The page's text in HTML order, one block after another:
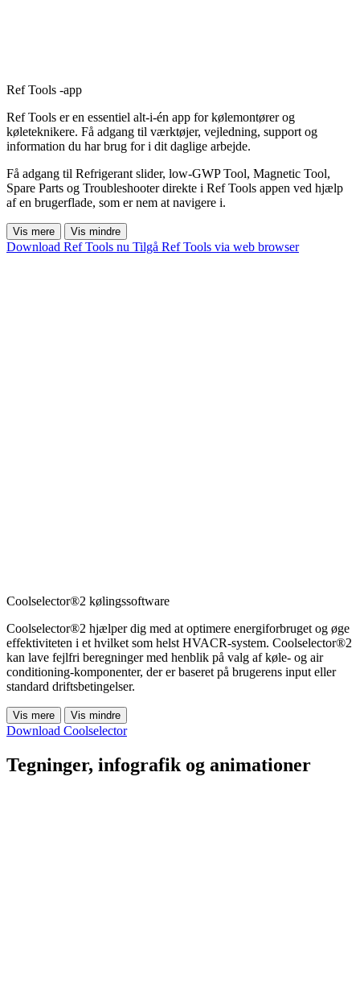
Ref Tools -app
Ref Tools er en essentiel alt-i-én app for kølemontører og
køleteknikere. Få adgang til værktøjer, vejledning, support og
information du har brug for i dit daglige arbejde.
Få adgang til Refrigerant slider, low-GWP Tool, Magnetic Tool,
Spare Parts og Troubleshooter direkte i Ref Tools appen ved hjælp
af en brugerflade, som er nem at navigere i.
Vis mere Vis mindre
Download Ref Tools nu Tilgå Ref Tools via web browser
Coolselector®2 kølingssoftware
Coolselector®2 hjælper dig med at optimere energiforbruget og øge
effektiviteten i et hvilket som helst HVACR-system. Coolselector®2
kan lave fejlfri beregninger med henblik på valg af køle- og air
conditioning-komponenter, der er baseret på brugerens input eller
standard driftsbetingelser.
Vis mere Vis mindre
Download Coolselector
Tegninger, infografik og animationer